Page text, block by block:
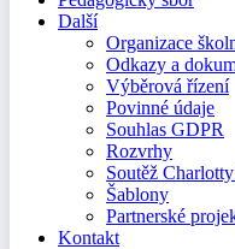
Další
Organizace
Odkazy a
Výběrová řízení
Povinné údaje
Souhlas GDPR
Rozvrhy
Soutěž
Šablony
Partnerské
Kontakt